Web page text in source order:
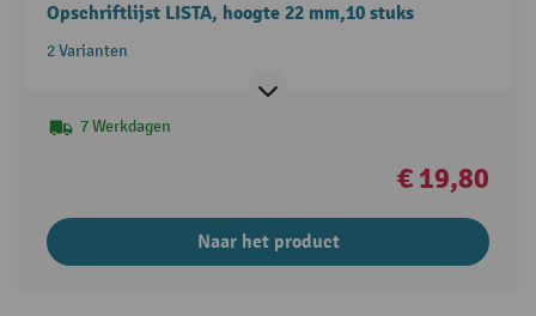
Opschriftlijst LISTA, hoogte 22 mm,10 stuks
2 Varianten
7 Werkdagen
€ 19,80
Naar het product